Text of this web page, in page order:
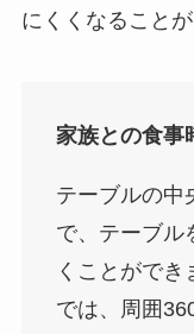
にくくなることが
家族との食事
テーブルの中
で、テーブル
くことができ
では、周囲